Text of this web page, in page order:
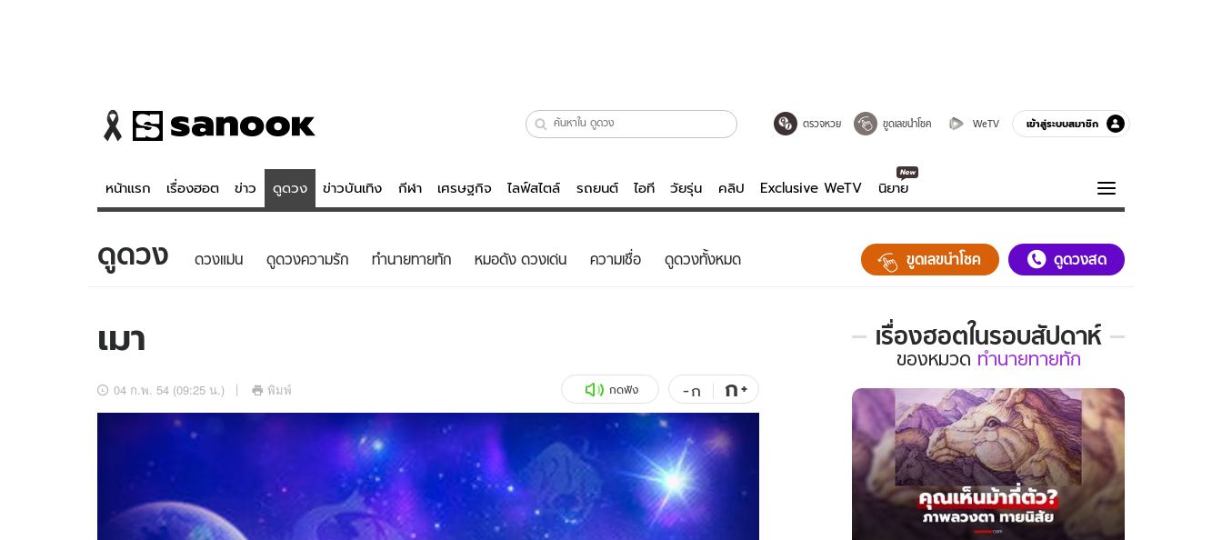
ตรวจหวย ขูดเลขนำโชค WeTV เข้าสู่ระบบสมาชิก
หน้าแรก เรื่องฮอต ข่าว ดูดวง ข่าวบันเทิง กีฬา เศรษฐกิจ ไลฟ์สไตล์ รถยนต์ ไอที วัยรุ่น คลิป Exclusive WeTV นิยาย
ข่าว
ข่าวบันเทิง
เช็กข่าวชัวร์
ดูดวง - ตรวจหวย ไลฟ์สไตล์
รถยนต์
เที่ยว-กิน
Tasteful Thailand
Sanook Choice
คลิป
พอดแคสต์
Exclusive WeTV
ความรู้รอบตัว
ฮาวทู
ดูดวง ดวงแม่น ดูดวงความรัก ทํานายทายทัก หมอดัง ดวงเด่น ความเชื่อ ดูดวงทั้งหมด ขูดเลขนำโชค ดูดวงสด
เมา
04 ก.พ. 54 (09:25 น.) พิมพ์ กดฟัง -ก ก+
เรื่องฮอตในรอบสัปดาห์
เรื่อง
ใน
รอบ
สัปดาห์
ของ
หมวด
ทำนาย
ทาย
ของหมวด ทำนายทายทัก